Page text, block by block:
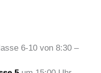
6-10 von 8:30 –